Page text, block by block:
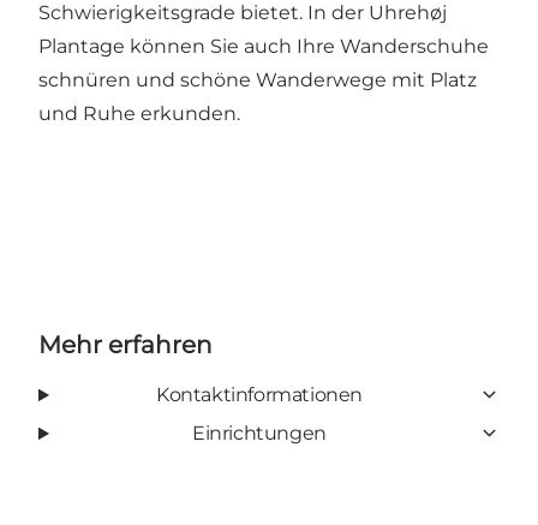
Schwierigkeitsgrade bietet. In der Uhrehøj
Plantage können Sie auch Ihre Wanderschuhe
schnüren und schöne Wanderwege mit Platz
und Ruhe erkunden.
Mehr erfahren
Kontaktinformationen
Einrichtungen